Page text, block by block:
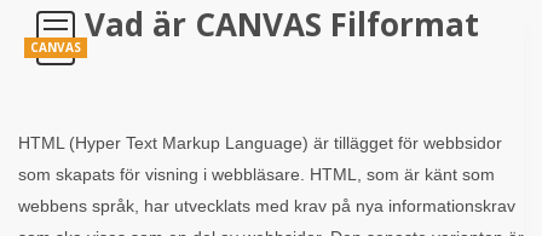
CANVAS
Vad är CANVAS Filformat
HTML (Hyper Text Markup Language) är tillägget för webbsidor
som skapats för visning i webbläsare. HTML, som är känt som
webbens språk, har utvecklats med krav på nya informationskrav